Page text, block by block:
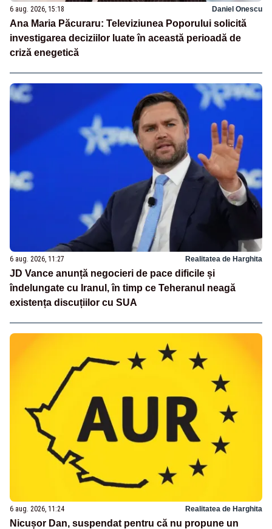
6 aug. 2026, 15:18 Daniel Onescu
Ana Maria Păcuraru: Televiziunea Poporului solicită
investigarea deciziilor luate în această perioadă de
criză enegetică
6 aug. 2026, 11:27 Realitatea de Harghita
JD Vance anunță negocieri de pace dificile și
îndelungate cu Iranul, în timp ce Teheranul neagă
existența discuțiilor cu SUA
6 aug. 2026, 11:24 Realitatea de Harghita
Nicușor Dan, suspendat pentru că nu propune un